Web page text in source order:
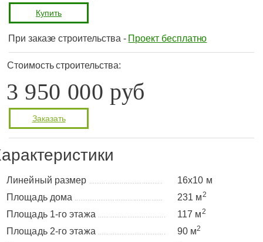
Купить
При заказе строительства - Проект бесплатно
Стоимость строительства:
3 950 000 руб
Заказать
Линейный размер
16х10 м
Площадь дома
231 м2
Площадь 1-го этажа 117 м2
Площадь 2-го этажа 90 м2